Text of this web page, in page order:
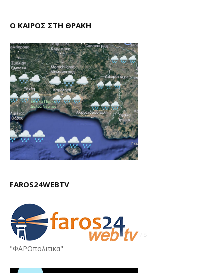
Ο ΚΑΙΡΟΣ ΣΤΗ ΘΡΑΚΗ
FAROS24WEBTV
"ΦΑΡΟπολιτικα"